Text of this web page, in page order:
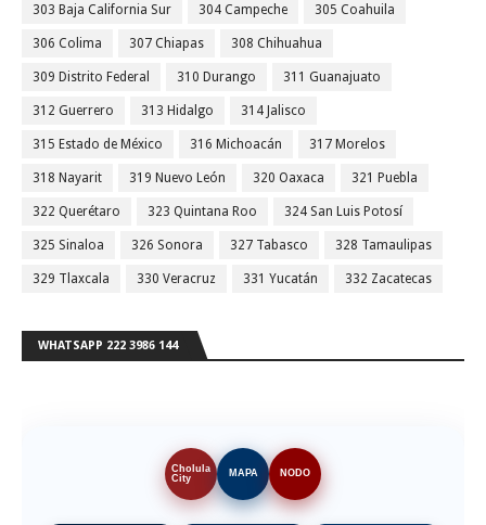
303 Baja California Sur 304 Campeche 305 Coahuila
306 Colima 307 Chiapas 308 Chihuahua
309 Distrito Federal 310 Durango 311 Guanajuato
312 Guerrero 313 Hidalgo 314 Jalisco
315 Estado de México 316 Michoacán 317 Morelos
318 Nayarit 319 Nuevo León 320 Oaxaca 321 Puebla
322 Querétaro 323 Quintana Roo 324 San Luis Potosí
325 Sinaloa 326 Sonora 327 Tabasco 328 Tamaulipas
329 Tlaxcala 330 Veracruz 331 Yucatán 332 Zacatecas
WHATSAPP 222 3986 144
Cholula
City
MAPA NODO